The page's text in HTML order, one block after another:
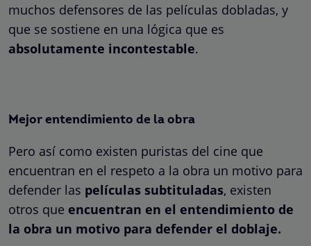
muchos defensores de las películas dobladas, y
que se sostiene en una lógica que es
absolutamente incontestable.
Mejor entendimiento de la obra
Pero así como existen puristas del cine que
encuentran en el respeto a la obra un motivo para
defender las películas subtituladas, existen
otros que encuentran en el entendimiento de
la obra un motivo para defender el doblaje.